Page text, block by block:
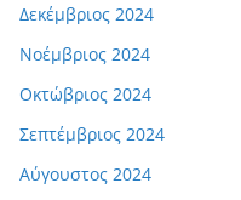
Δεκέμβριος 2024
Νοέμβριος 2024
Οκτώβριος 2024
Σεπτέμβριος 2024
Αύγουστος 2024